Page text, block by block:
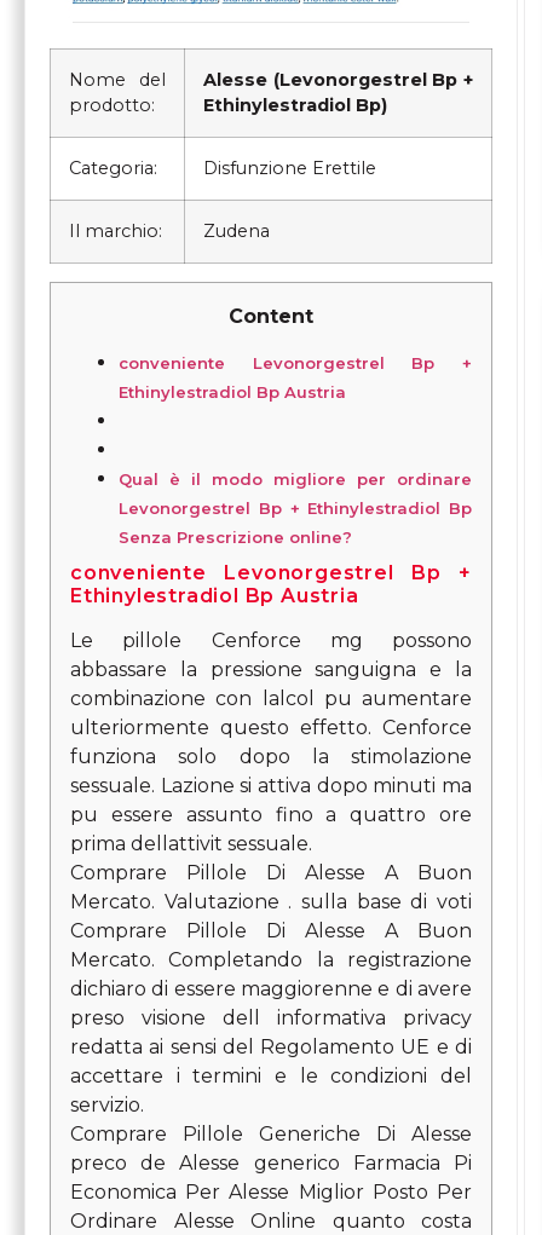
Nome del
prodotto:
Alesse (Levonorgestrel Bp +
Ethinylestradiol Bp)
Categoria: Disfunzione Erettile
Il marchio: Zudena
Content
conveniente Levonorgestrel Bp +
Ethinylestradiol Bp Austria
Qual è il modo migliore per ordinare
Levonorgestrel Bp + Ethinylestradiol Bp
Senza Prescrizione online?
conveniente Levonorgestrel Bp +
Ethinylestradiol Bp Austria
Le pillole Cenforce mg possono
abbassare la pressione sanguigna e la
combinazione con lalcol pu aumentare
ulteriormente questo effetto. Cenforce
funziona solo dopo la stimolazione
sessuale. Lazione si attiva dopo minuti ma
pu essere assunto fino a quattro ore
prima dellattivit sessuale.
Comprare Pillole Di Alesse A Buon
Mercato. Valutazione . sulla base di voti
Comprare Pillole Di Alesse A Buon
Mercato. Completando la registrazione
dichiaro di essere maggiorenne e di avere
preso visione dell informativa privacy
redatta ai sensi del Regolamento UE e di
accettare i termini e le condizioni del
servizio.
Comprare Pillole Generiche Di Alesse
preco de Alesse generico Farmacia Pi
Economica Per Alesse Miglior Posto Per
Ordinare Alesse Online quanto costa